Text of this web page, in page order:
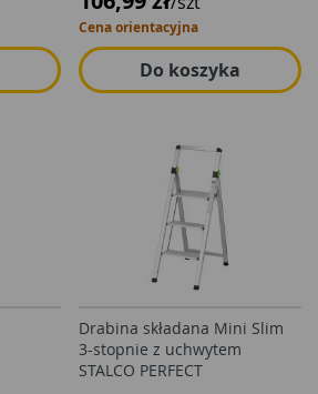
Cena orientacyjna
Do koszyka
Drabina składana Mini Slim
3-stopnie z uchwytem
STALCO PERFECT